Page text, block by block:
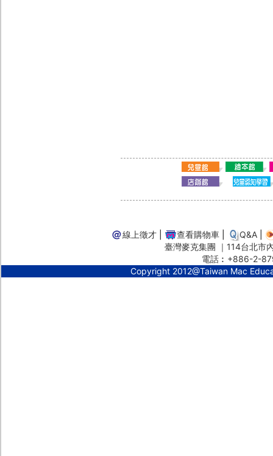
線上徵才 查看購物車 Q&A
臺灣麥克集團 ｜114台北
電話︰+886-2-
Copyright 2012@Taiwan Mac